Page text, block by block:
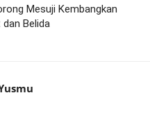
Mesuji Kembangkan
Belida